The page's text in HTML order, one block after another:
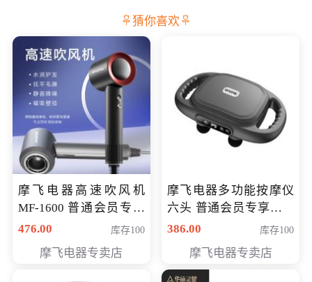
猜你喜欢
摩飞电器高速吹风机
MF-1600 普通会员专享
价298元
476.00 库存100
摩飞电器专卖店
摩飞电器多功能按摩仪
六头 普通会员专享价格
199元
386.00 库存100
摩飞电器专卖店